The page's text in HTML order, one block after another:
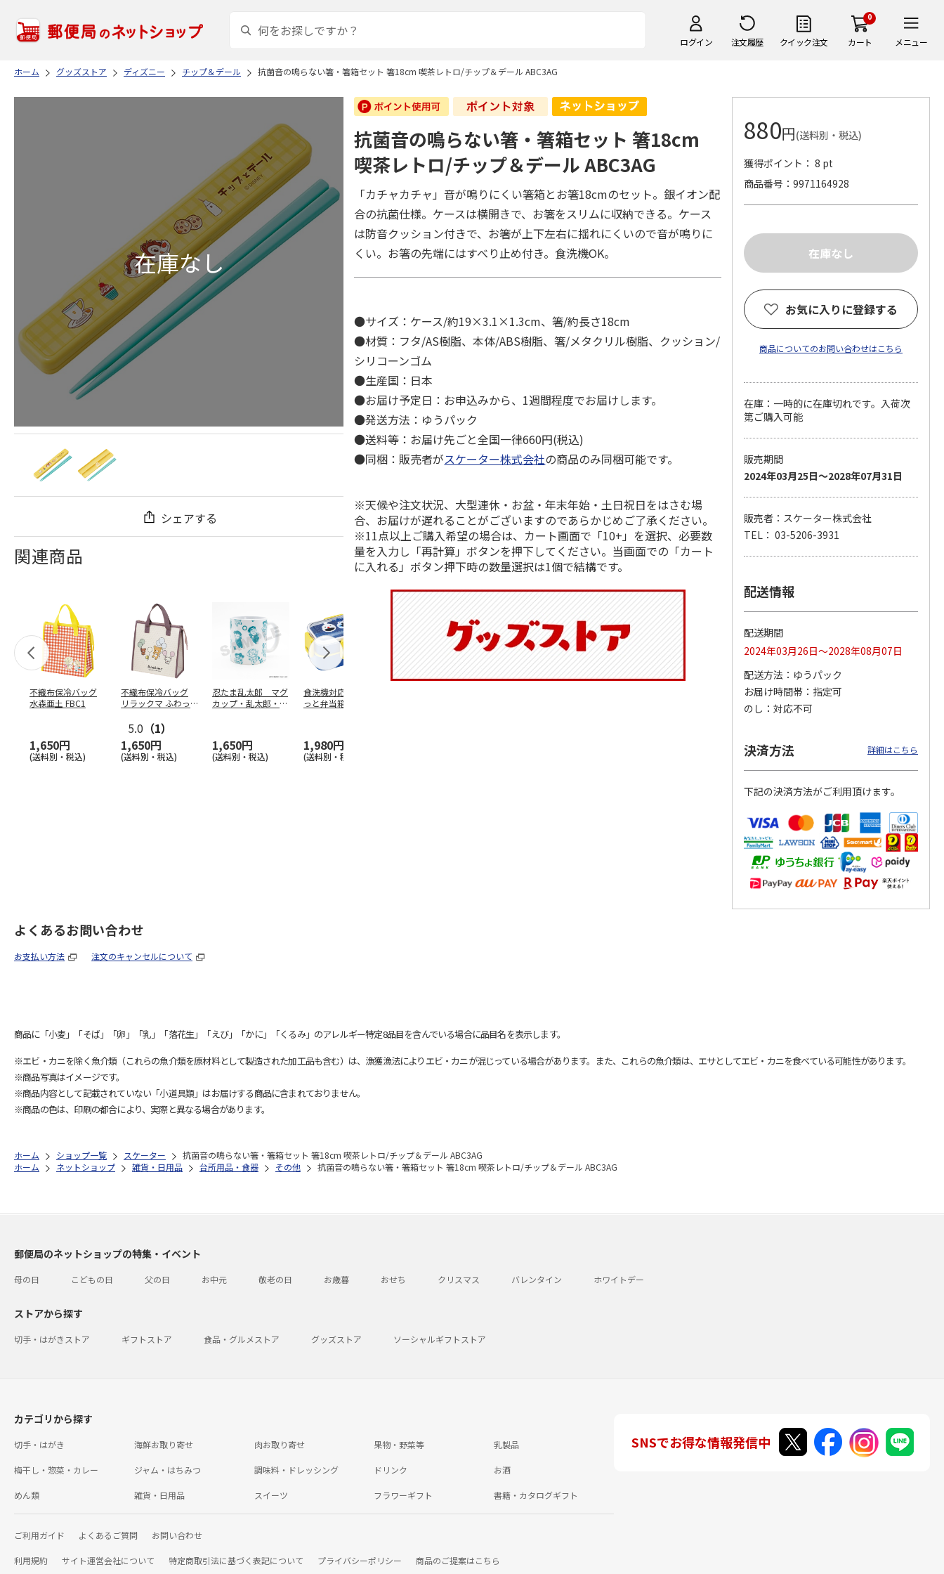
ログイン 注文履歴 クイック注文
0
カート メニュー
ホーム グッズストア ディズニー チップ＆デール 抗菌音の鳴らない箸・箸箱セット 箸18cm 喫茶レトロ/チップ＆デール ABC3AG
シェアする
関連商品
不織布保冷バッグ
水森亜土 FBC1
1,650円
(送料別・税込)
不織布保冷バッグ
リラックマ ふわっ
5.0 （1）
1,650円
(送料別・税込)
忍たま乱太郎 マグ
カップ・乱太郎・き
1,650円
(送料別・税込)
食洗機対応 2段ふわ
っと弁当箱 パペッ
1,980円
(送料別・税込)
八角形ステンレスマ
グボトル 500ml リ
ラックマ リラッ
4,510円
(送料別・税込)
1,320円
(送料別・税込)
抗菌音の鳴らない箸・箸箱セット 箸18cm
喫茶レトロ/チップ＆デール ABC3AG
「カチャカチャ」音が鳴りにくい箸箱とお箸18cmのセット。銀イオン配
合の抗菌仕様。ケースは横開きで、お箸をスリムに収納できる。ケース
は防音クッション付きで、お箸が上下左右に揺れにくいので音が鳴りに
くい。お箸の先端にはすべり止め付き。食洗機OK。
●サイズ：ケース/約19×3.1×1.3cm、箸/約長さ18cm
●材質：フタ/AS樹脂、本体/ABS樹脂、箸/メタクリル樹脂、クッション/
シリコーンゴム
●生産国：日本
●お届け予定日：お申込みから、1週間程度でお届けします。
●発送方法：ゆうパック
●送料等：お届け先ごと全国一律660円(税込)
●同梱：販売者がスケーター株式会社の商品のみ同梱可能です。
※天候や注文状況、大型連休・お盆・年末年始・土日祝日をはさむ場
合、お届けが遅れることがございますのであらかじめご了承ください。
※11点以上ご購入希望の場合は、カート画面で「10+」を選択、必要数
量を入力し「再計算」ボタンを押下してください。当画面での「カート
に入れる」ボタン押下時の数量選択は1個で結構です。
880円(送料別・税込)
獲得ポイント： 8 pt
商品番号
9971164928
お気に入りに登録する
商品についてのお問い合わせはこちら
在庫：一時的に在庫切れです。入荷次
第ご購入可能
販売期間
2024年03月25日～2028年07月31日
販売者：スケーター株式会社
TEL： 03-5206-3931
配送情報
配送期間
2024年03月26日～2028年08月07日
配送方法
ゆうパック
お届け時間帯
指定可
のし
対応不可
決済方法 詳細はこちら
下記の決済方法がご利用頂けます。
よくあるお問い合わせ
お支払い方法 注文のキャンセルについて
商品に「小麦」「そば」「卵」「乳」「落花生」「えび」「かに」「くるみ」のアレルギー特定8品目を含んでいる場合に品目名を表示します。
※エビ・カニを除く魚介類（これらの魚介類を原材料として製造された加工品も含む）は、漁獲漁法によりエビ・カニが混じっている場合があります。また、これらの魚介類は、エサとしてエビ・カニを食べている可能性があります。
※商品写真はイメージです。
※商品内容として記載されていない「小道具類」はお届けする商品に含まれておりません。
※商品の色は、印刷の都合により、実際と異なる場合があります。
ホーム ショップ一覧 スケーター
抗菌音の鳴らない箸・箸箱セット 箸18cm 喫茶レトロ/チップ＆デール ABC3AG
ホーム
ネットショップ 雑貨・日用品 台所用品・食器 その他 抗菌音の鳴らない箸・箸箱セット 箸18cm 喫茶レトロ/チップ＆デール ABC3AG
郵便局のネットショップの特集・イベント
母の日 こどもの日 父の日 お中元 敬老の日 お歳暮 おせち クリスマス バレンタイン ホワイトデー
ストアから探す
切手・はがきストア ギフトストア 食品・グルメストア グッズストア ソーシャルギフトストア
カテゴリから探す
切手・はがき 海鮮お取り寄せ 肉お取り寄せ 果物・野菜等 乳製品
梅干し・惣菜・カレー ジャム・はちみつ 調味料・ドレッシング ドリンク お酒
めん類 雑貨・日用品 スイーツ フラワーギフト 書籍・カタログギフト
ご利用ガイド よくあるご質問 お問い合わせ
利用規約 サイト運営会社について 特定商取引法に基づく表記について プライバシーポリシー 商品のご提案はこちら
SNSでお得な情報発信中